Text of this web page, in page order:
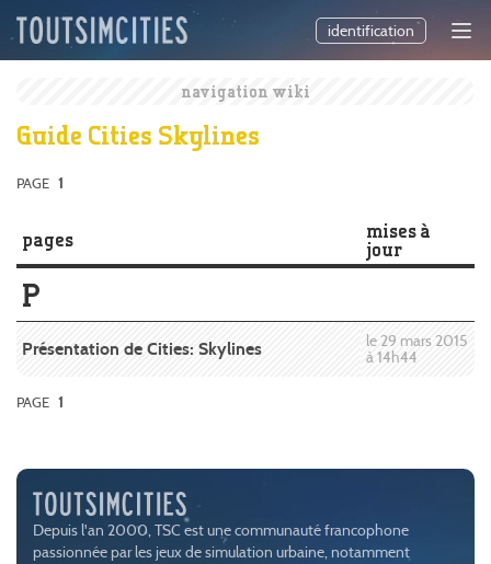
identification
navigation wiki
Guide Cities Skylines
PAGE 1
pages
mises à
jour
P
Présentation de Cities: Skylines
le 29 mars 2015
à 14h44
PAGE 1
Depuis l'an 2000, TSC est une communauté francophone
passionnée par les jeux de simulation urbaine, notamment